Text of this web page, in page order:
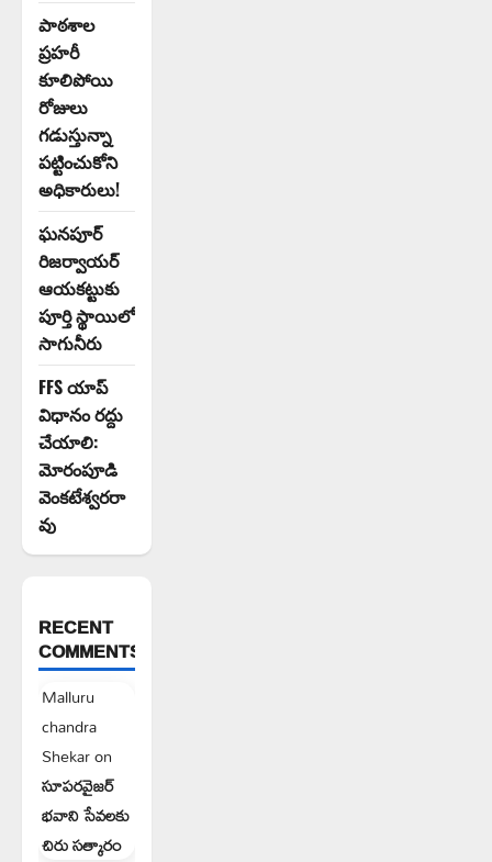
పాఠశాల
ప్రహరీ
కూలిపోయి
రోజులు
గడుస్తున్నా
పట్టించుకోని
అధికారులు!
ఘనపూర్
రిజర్వాయర్
ఆయకట్టుకు
పూర్తి స్థాయిలో
సాగునీరు
FFS యాప్
విధానం రద్దు
చేయాలి:
మోరంపూడి
వెంకటేశ్వరరా
వు
RECENT
COMMENTS
Malluru
chandra
Shekaron
సూపరవైజర్
భవాని సేవలకు
చిరు సత్కారం